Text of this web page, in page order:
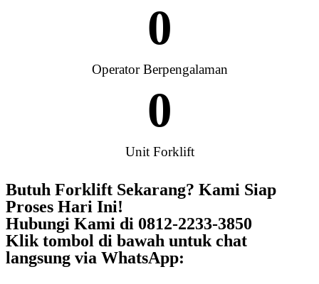
Operator Berpengalaman
0
Unit Forklift
0
Butuh Forklift Sekarang? Kami Siap
Proses Hari Ini!
Hubungi Kami di 0812-2233-3850
Klik tombol di bawah untuk chat
langsung via WhatsApp: